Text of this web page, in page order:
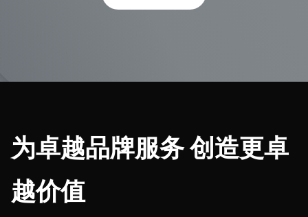
为卓越品牌服务 创造更卓
越价值